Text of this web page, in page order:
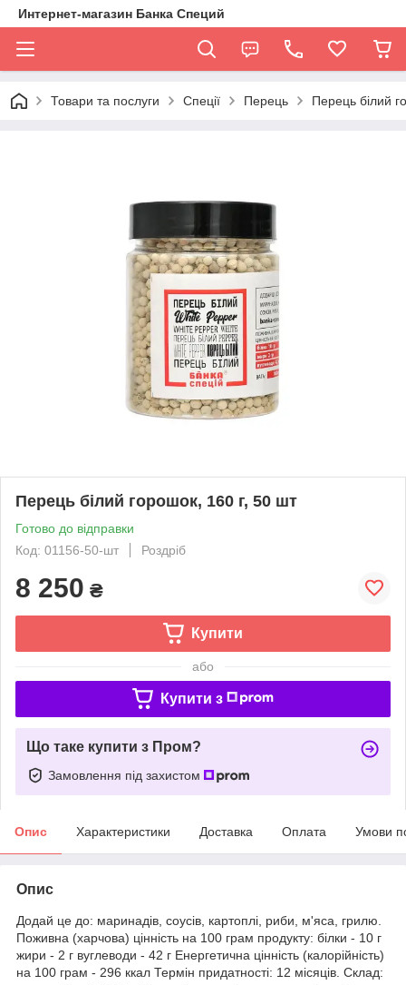
Интернет-магазин Банка Специй
Товари та послуги Спеції Перець Перець білий
Перець білий горошок, 160 г, 50 шт
Готово до відправки
Код: 01156-50-шт
Роздріб
8 250 ₴
Купити
або
Купити з
Що таке купити з Пром?
Замовлення під захистом
Опис Характеристики Доставка Оплата Умови
Опис
Додай це до: маринадів, соусів, картоплі, риби, м'яса, грилю.
Поживна (харчова) цінність на 100 грам продукту: білки - 10 г
жири - 2 г вуглеводи - 42 г Енергетична цінність (калорійність)
на 100 грам - 296 ккал Термін придатності: 12 місяців. Склад: